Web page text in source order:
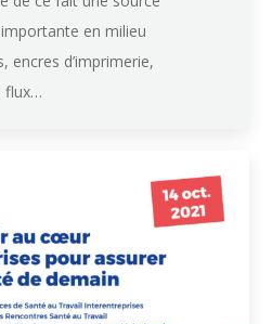
en milieu
encres d’imprimerie,
flux…